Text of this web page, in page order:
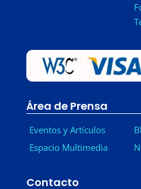
Área de Prensa
Eventos y Artículos
Espacio Multimedia
Contacto